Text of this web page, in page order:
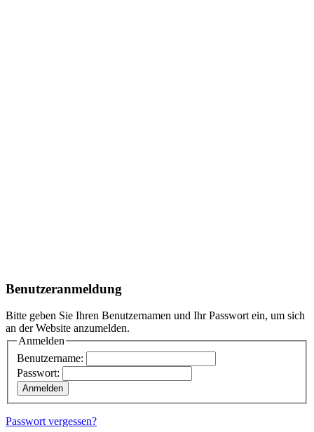
Benutzeranmeldung
Bitte geben Sie Ihren Benutzernamen und Ihr Passwort ein, um sich
an der Website anzumelden.
Anmelden
Benutzername:
Passwort:
Passwort vergessen?